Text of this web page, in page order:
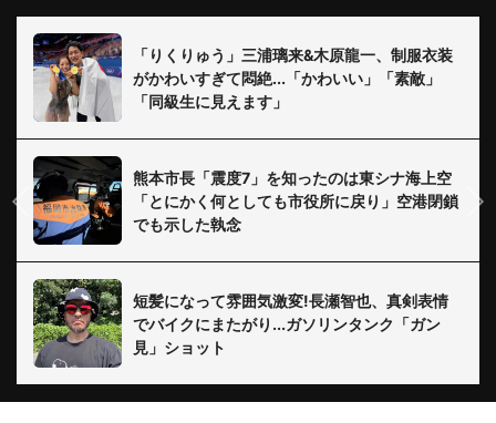
「りくりゅう」三浦璃来&木原龍一、制服衣装
がかわいすぎて悶絶...「かわいい」「素敵」
「同級生に見えます」
熊本市長「震度7」を知ったのは東シナ海上空
「とにかく何としても市役所に戻り」空港閉鎖
でも示した執念
短髪になって雰囲気激変!長瀬智也、真剣表情
でバイクにまたがり...ガソリンタンク「ガン
見」ショット